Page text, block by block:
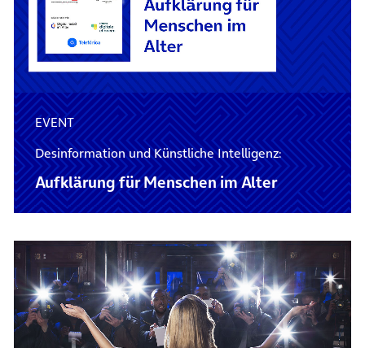
EVENT
Desinformation und Künstliche Intelligenz:
Aufklärung für Menschen im Alter